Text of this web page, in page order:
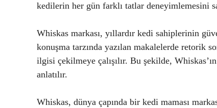
kedilerin her gün farklı tatlar deneyimlemesini
Whiskas markası, yıllardır kedi sahiplerinin
konuşma tarzında yazılan makalelerde retorik
ilgisi çekilmeye çalışılır. Bu şekilde,
anlatılır.
Whiskas, dünya çapında bir kedi maması